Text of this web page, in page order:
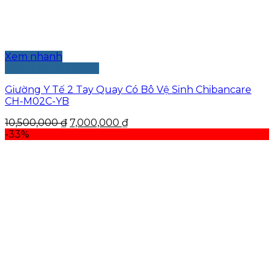
Xem nhanh
Giường Y Tế 2 Tay Quay Có Bô Vệ Sinh Chibancare
CH-M02C-YB
10,500,000₫ Giá
7,000,000 ₫Giá
-33%